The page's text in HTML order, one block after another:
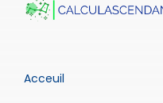
Acceuil